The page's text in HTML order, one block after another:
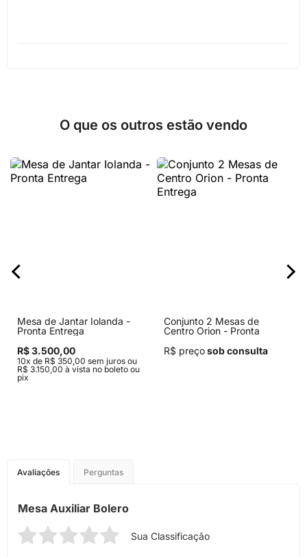
O que os outros estão vendo
Mesa de Jantar Iolanda -
Pronta Entrega
R$ 3.500,00
10x de R$ 350,00 sem juros ou
R$ 3.150,00 à vista no boleto ou
pix
Conjunto 2 Mesas de
Centro Orion - Pronta
R$ preçosob consulta
Avaliações Perguntas
Mesa Auxiliar Bolero
Sua Classificação